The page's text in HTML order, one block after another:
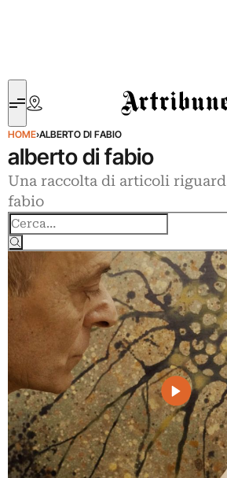
Artribune
HOME›ALBERTO DI FABIO
alberto di fabio
Una raccolta di articoli
fabio
Cerca